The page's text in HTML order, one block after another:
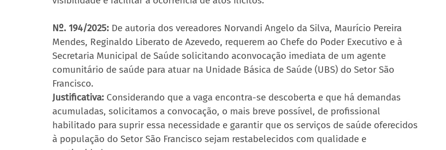
Nº. 194/2025: De autoria dos vereadores Norvandi Angelo da Silva, Maurício Pereira
Mendes, Reginaldo Liberato de Azevedo, requerem ao Chefe do Poder Executivo e à
Secretaria Municipal de Saúde solicitando aconvocação imediata de um agente
comunitário de saúde para atuar na Unidade Básica de Saúde (UBS) do Setor São
Francisco.
Justificativa: Considerando que a vaga encontra-se descoberta e que há demandas
acumuladas, solicitamos a convocação, o mais breve possível, de profissional
habilitado para suprir essa necessidade e garantir que os serviços de saúde oferecidos
à população do Setor São Francisco sejam restabelecidos com qualidade e